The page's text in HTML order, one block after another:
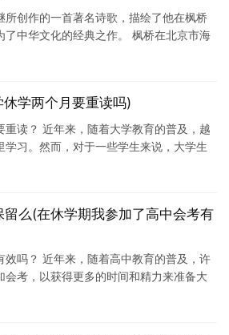
所创作的一首著名诗歌，描绘了他在枫桥
了中华文化的经典之作。 枫桥在北京市海
学两个月要重读吗)
重读？ 近年来，随着大学教育的普及，越
学习。然而，对于一些学生来说，大学生
么(在休学期我参加了高中会考有
效吗？ 近年来，随着高中教育的普及，许
会考，以获得更多的时间和精力来准备大